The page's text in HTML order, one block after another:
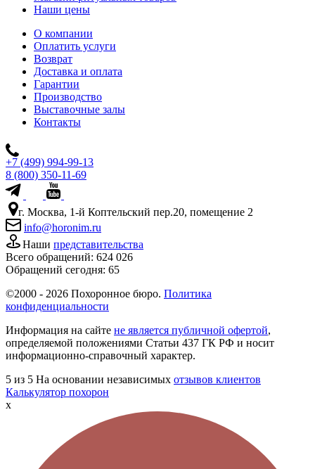
Наши цены
О компании
Оплатить услуги
Возврат
Доставка и оплата
Гарантии
Производство
Выставочные залы
Контакты
+7 (499) 994-99-13
8 (800) 350-11-69
г. Москва, 1-й Коптельский пер.20, помещение 2
info@horonim.ru
Наши представительства
Всего обращений: 624 026
Обращений сегодня: 65
©2000 - 2026 Похоронное бюро. Политика
конфиденциальности
Информация на сайте не является публичной офертой,
определяемой положениями Статьи 437 ГК РФ и носит
информационно-справочный характер.
5 из 5 На основании независимых отзывов клиентов
Калькулятор похорон
x